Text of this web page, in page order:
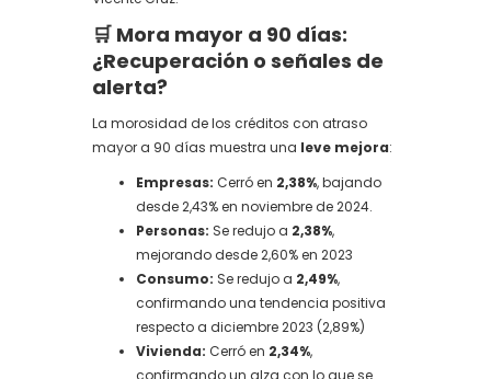
🛒 Mora mayor a 90 días:
¿Recuperación o señales de
alerta?
La morosidad de los créditos con atraso
mayor a 90 días muestra una leve mejora:
Empresas: Cerró en 2,38%, bajando
desde 2,43% en noviembre de 2024.
Personas: Se redujo a 2,38%,
mejorando desde 2,60% en 2023
Consumo: Se redujo a 2,49%,
confirmando una tendencia positiva
respecto a diciembre 2023 (2,89%)
Vivienda: Cerró en 2,34%,
confirmando un alza con lo que se